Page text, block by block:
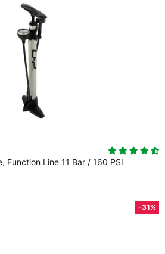
Function Line 11 Bar / 160 PSI
-31%